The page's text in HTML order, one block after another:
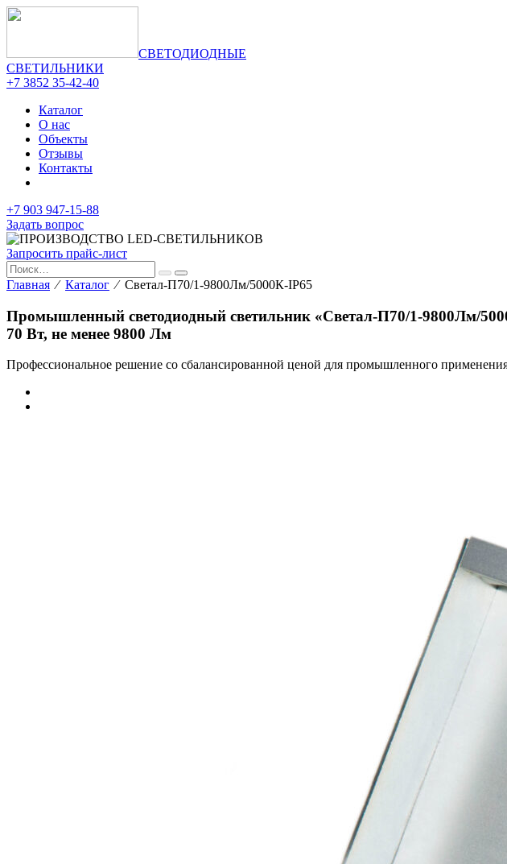
СВЕТОДИОДНЫЕ
СВЕТИЛЬНИКИ
+7 3852 35-42-40
Каталог
О нас
Объекты
Отзывы
Контакты
+7 903 947-15-88
Задать вопрос
Запросить прайс-лист
Главная ⁄ Каталог ⁄ Светал-П70/1-9800Лм/5000К-IP65
Промышленный светодиодный светильник «Светал-П70/1-9800Лм/
70 Вт, не менее 9800 Лм
Профессиональное решение со сбалансированной ценой для промышленного